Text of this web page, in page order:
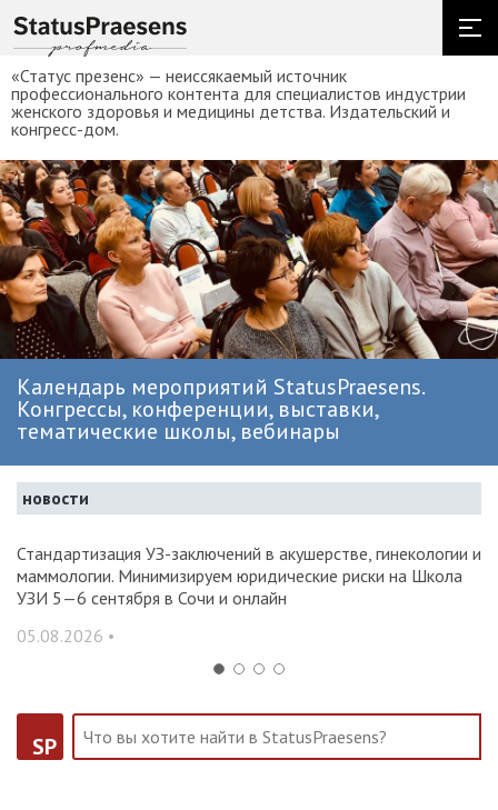
«Статус презенс» — неиссякаемый источник
профессионального контента для специалистов индустрии
женского здоровья и медицины детства. Издательский и
конгресс-дом.
Календарь мероприятий StatusPraesens.
Конгрессы, конференции, выставки,
тематические школы, вебинары
новости
Стандартизация УЗ-заключений в акушерстве, гинекологии и
маммологии. Минимизируем юридические риски на Школа
УЗИ 5—6 сентября в Сочи и онлайн
05.08.2026 •
SP